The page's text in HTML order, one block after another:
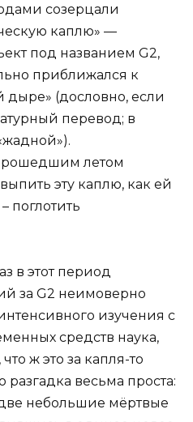
созерцали
каплю» —
под названием G2,
приближался к
(дословно, если
перевод; в
летом
эту каплю, как ей
поглотить
в этот период
за G2 неимоверно
изучения с
средств наука,
ж это за капля-то
разгадка весьма проста:
небольшие мёртвые